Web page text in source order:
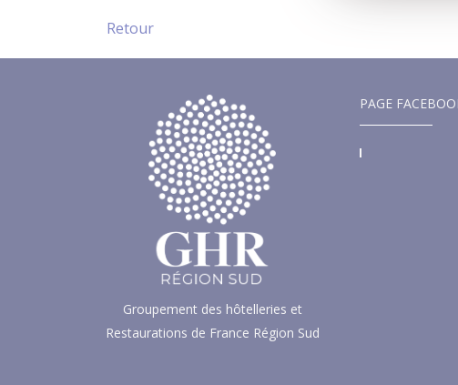
Retour
Groupement des hôtelleries et
Restaurations de France Région Sud
PAGE